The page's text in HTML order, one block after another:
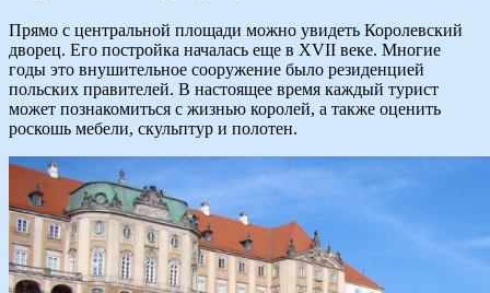
Прямо с центральной площади можно увидеть Королевский
дворец. Его постройка началась еще в XVII веке. Многие
годы это внушительное сооружение было резиденцией
польских правителей. В настоящее время каждый турист
может познакомиться с жизнью королей, а также оценить
роскошь мебели, скульптур и полотен.